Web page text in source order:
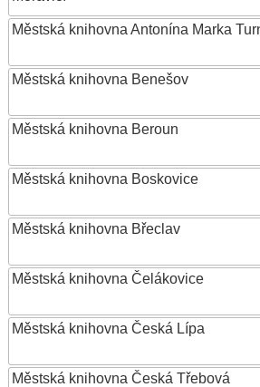
Městská knihovna Antonína Marka
Městská knihovna Benešov
Městská knihovna Beroun
Městská knihovna Boskovice
Městská knihovna Břeclav
Městská knihovna Čelákovice
Městská knihovna Česká Lípa
Městská knihovna Česká Třebová